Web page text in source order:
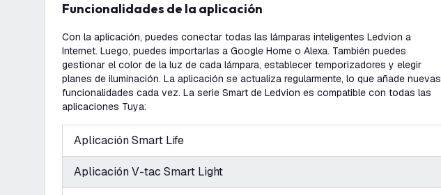
Funcionalidades de la aplicación
Con la aplicación, puedes conectar todas las lámparas inteligentes Ledvion a
Internet. Luego, puedes importarlas a Google Home o Alexa. También puedes
gestionar el color de la luz de cada lámpara, establecer temporizadores y elegir
planes de iluminación. La aplicación se actualiza regularmente, lo que añade nuevas
funcionalidades cada vez. La serie Smart de Ledvion es compatible con todas las
aplicaciones Tuya:
Aplicación Smart Life
Aplicación V-tac Smart Light